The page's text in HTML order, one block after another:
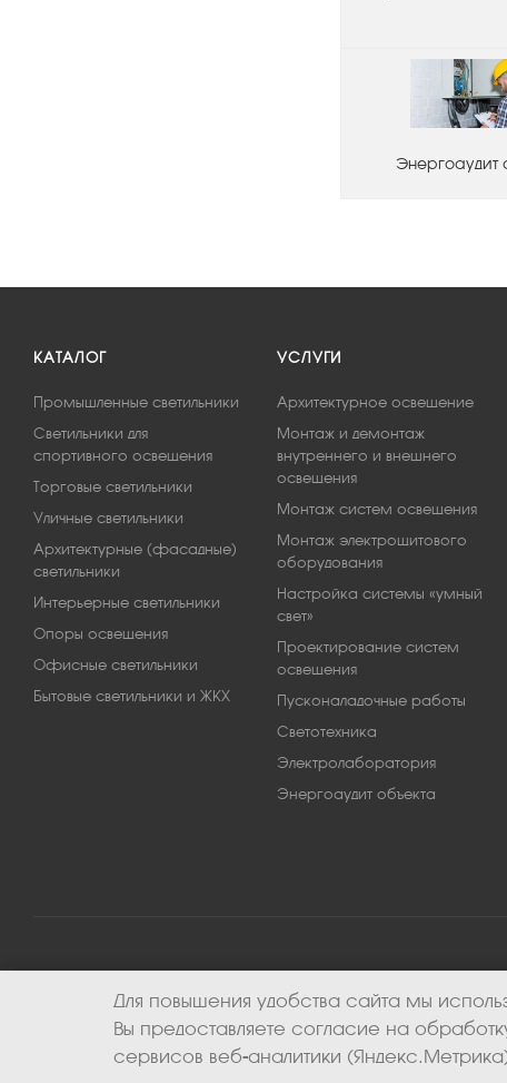
Энергоаудит
КАТАЛОГ
Промышленные светильники
Светильники для
спортивного освещения
Торговые светильники
Уличные светильники
Архитектурные (фасадные)
светильники
Интерьерные светильники
Опоры освещения
Офисные светильники
Бытовые светильники и ЖКХ
УСЛУГИ
Архитектурное освещение
Монтаж и демонтаж
внутреннего и внешнего
освещения
Монтаж систем освещения
Монтаж электрощитового
оборудования
Настройка системы «умный
свет»
Проектирование систем
освещения
Пусконаладочные работы
Светотехника
Электролаборатория
Энергоаудит объекта
2026 © ООО «Апекс-энерго». Все права защищены.
Для повышения удобства сайта мы
Вы предоставляете согласие на
сервисов веб-аналитики